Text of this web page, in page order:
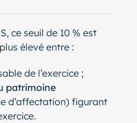
ce seuil de 10 % est
élevé entre :
de l’exercice ;
patrimoine
d’affectation) figurant